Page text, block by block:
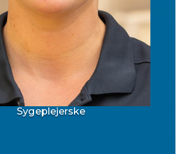
Sygeplejerske